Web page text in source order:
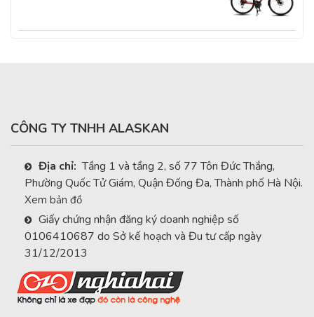
CÔNG TY TNHH ALASKAN
Địa chỉ: Tầng 1 và tầng 2, số 77 Tôn Đức Thắng,
Phường Quốc Tử Giám, Quận Đống Đa, Thành phố Hà Nội.
Xem bản đồ
Giấy chứng nhận đăng ký doanh nghiệp số
0106410687 do Sở kế hoạch và Đu tư cấp ngày
31/12/2013